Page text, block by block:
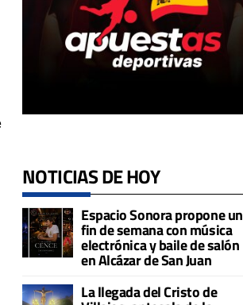
NOTICIAS DE HOY
Espacio Sonora propone un
fin de semana con música
electrónica y baile de salón
en Alcázar de San Juan
La llegada del Cristo de